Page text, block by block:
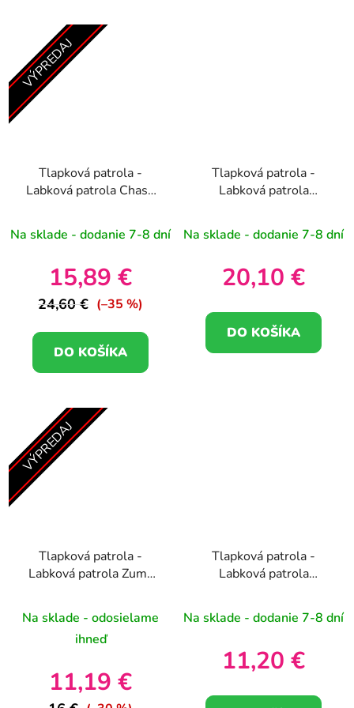
VÝPREDAJ
Tlapková patrola -
Labková patrola Chase
27cm
Na sklade - dodanie 7-8 dní
15,89 €
24,60 € (–35 %)
DO KOŠÍKA
Tlapková patrola -
Labková patrola
plyšová hračka 27cm
Na sklade - dodanie 7-8 dní
20,10 €
DO KOŠÍKA
VÝPREDAJ
Tlapková patrola -
Labková patrola Zuma
Na sklade - odosielame
ihneď
11,19 €
Tlapková patrola -
Labková patrola
19cm
Na sklade - dodanie 7-8 dní
11,20 €